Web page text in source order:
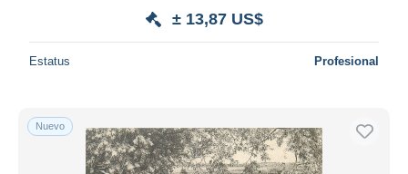
± 13,87 US$
Estatus Profesional
Nuevo